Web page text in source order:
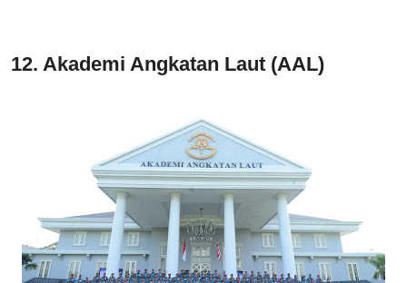
12. Akademi Angkatan Laut (AAL)